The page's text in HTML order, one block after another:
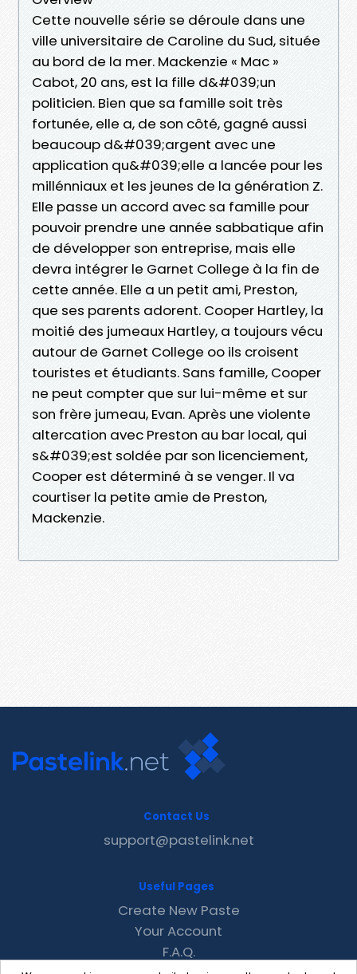
Cette nouvelle série se déroule dans une
ville universitaire de Caroline du Sud, située
au bord de la mer. Mackenzie « Mac »
Cabot, 20 ans, est la fille d&#039;un
politicien. Bien que sa famille soit très
fortunée, elle a, de son côté, gagné aussi
beaucoup d&#039;argent avec une
application qu&#039;elle a lancée pour les
millénniaux et les jeunes de la génération Z.
Elle passe un accord avec sa famille pour
pouvoir prendre une année sabbatique afin
de développer son entreprise, mais elle
devra intégrer le Garnet College à la fin de
cette année. Elle a un petit ami, Preston,
que ses parents adorent. Cooper Hartley, la
moitié des jumeaux Hartley, a toujours vécu
autour de Garnet College oo ils croisent
touristes et étudiants. Sans famille, Cooper
ne peut compter que sur lui-même et sur
son frère jumeau, Evan. Après une violente
altercation avec Preston au bar local, qui
s&#039;est soldée par son licenciement,
Cooper est déterminé à se venger. Il va
courtiser la petite amie de Preston,
Mackenzie.
Contact Us
support@pastelink.net
Useful Pages
Create New Paste
Your Account
F.A.Q.